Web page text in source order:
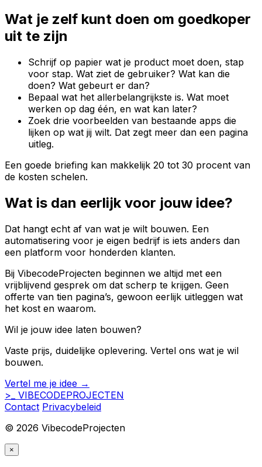
Wat je zelf kunt doen om goedkoper
uit te zijn
Schrijf op papier wat je product moet doen, stap
voor stap. Wat ziet de gebruiker? Wat kan die
doen? Wat gebeurt er dan?
Bepaal wat het allerbelangrijkste is. Wat moet
werken op dag één, en wat kan later?
Zoek drie voorbeelden van bestaande apps die
lijken op wat jij wilt. Dat zegt meer dan een pagina
uitleg.
Een goede briefing kan makkelijk 20 tot 30 procent van
de kosten schelen.
Wat is dan eerlijk voor jouw idee?
Dat hangt echt af van wat je wilt bouwen. Een
automatisering voor je eigen bedrijf is iets anders dan
een platform voor honderden klanten.
Bij VibecodeProjecten beginnen we altijd met een
vrijblijvend gesprek om dat scherp te krijgen. Geen
offerte van tien pagina’s, gewoon eerlijk uitleggen wat
het kost en waarom.
Wil je jouw idee laten bouwen?
Vaste prijs, duidelijke oplevering. Vertel ons wat je wil
bouwen.
Vertel me je idee →
>_
VIBECODEPROJECTEN
Contact Privacybeleid
© 2026 VibecodeProjecten
×